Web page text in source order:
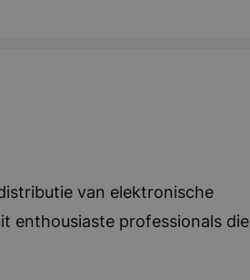
van elektronische
enthousiaste professionals die